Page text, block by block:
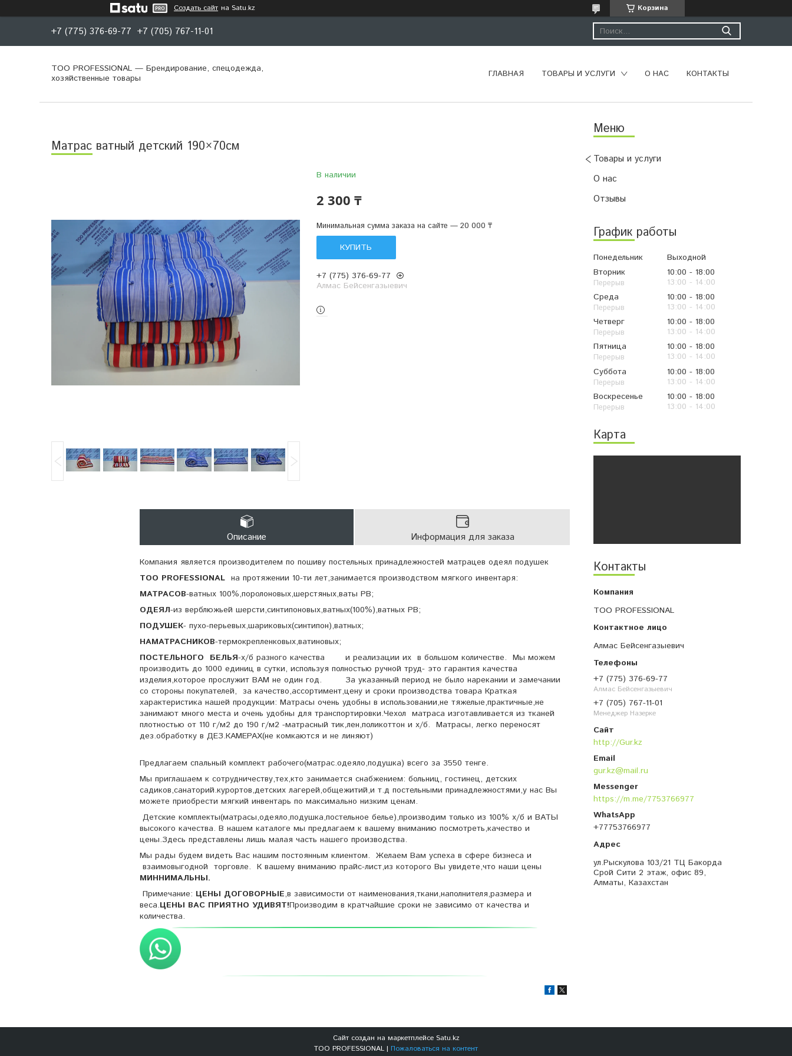
Создать сайт на Satu.kz Корзина
+7 (775) 376-69-77 +7 (705) 767-11-01
ТОО PROFESSIONAL — Брендирование, спецодежда,
хозяйственные товары
ГЛАВНАЯ ТОВАРЫ И УСЛУГИ О НАС КОНТАКТЫ
Товары и услуги
О нас
Отзывы
График работы
Понедельник
Выходной
Вторник
10:00
18:00
13:00
14:00
Среда
10:00
18:00
13:00
14:00
Четверг
10:00
18:00
13:00
14:00
Пятница
10:00
18:00
13:00
14:00
Суббота
10:00
18:00
13:00
14:00
Воскресенье
10:00
18:00
13:00
14:00
Карта
Контакты
ТОО PROFESSIONAL
Алмас Бейсенгазыевич
+7 (775) 376-69-77
Алмас Бейсенгазыевич
+7 (705) 767-11-01
Менеджер Назерке
http://Gur.kz
gur.kz@mail.ru
https://m.me/7753766977
+77753766977
ул.Рыскулова 103/21 ТЦ Бакорда
Срой Сити 2 этаж, офис 89,
Алматы, Казахстан
Матрас ватный детский 190×70см
В наличии
2 300 ₸
Минимальная сумма заказа на сайте — 20 000 ₸
КУПИТЬ
+7 (775) 376-69-77
Алмас Бейсенгазыевич
Описание Информация для заказа
Компания является производителем по пошиву постельных принадлежностей матрацев одеял подушек
TOO PROFESSIONAL на протяжении 10-ти лет,занимается производством мягкого инвентаря:
МАТРАСОВ-ватных 100%,поролоновых,шерстяных,ваты РВ;
ОДЕЯЛ-из верблюжьей шерсти,синтипоновых,ватных(100%),ватных РВ;
ПОДУШЕК- пухо-перьевых,шариковых(синтипон),ватных;
НАМАТРАСНИКОВ-термокрепленковых,ватиновых;
ПОСТЕЛЬНОГО БЕЛЬЯ-х/б разного качества и реализации их в большом количестве. Мы можем
производить до 1000 единиц в сутки, используя полностью ручной труд- это гарантия качества
изделия,которое прослужит ВАМ не один год. За указанный период не было нарекании и замечании
со стороны покупателей, за качество,ассортимент,цену и сроки производства товара Краткая
характеристика нашей продукции: Матрасы очень удобны в использовании,не тяжелые,практичные,не
занимают много места и очень удобны для транспортировки.Чехол матраса изготавливается из тканей
плотностью от 110 г/м2 до 190 г/м2 -матрасный тик,лен,поликоттон и х/б. Матрасы, легко переносят
дез.обработку в ДЕЗ.КАМЕРАХ(не комкаются и не линяют)
Предлагаем спальный комплект рабочего(матрас.одеяло,подушка) всего за 3550 тенге.
Мы приглашаем к сотрудничеству,тех,кто занимается снабжением: больниц, гостинец, детских
садиков,санаторий.курортов,детских лагерей,общежитий,и т.д постельными принадлежностями,у нас Вы
можете приобрести мягкий инвентарь по максимально низким ценам.
Детские комплекты(матрасы,одеяло,подушка,постельное белье),производим только из 100% х/б и ВАТЫ
высокого качества. В нашем каталоге мы предлагаем к вашему вниманию посмотреть,качество и
цены.Здесь представлены лишь малая часть нашего производства.
Мы рады будем видеть Вас нашим постоянным клиентом. Желаем Вам успеха в сфере бизнеса и
взаимовыгодной торговле. К вашему вниманию прайс-лист,из которого Вы увидете,что наши цены
МИННИМАЛЬНЫ.
Примечание: ЦЕНЫ ДОГОВОРНЫЕ,в зависимости от наименования,ткани,наполнителя,размера и
веса.ЦЕНЫ ВАС ПРИЯТНО УДИВЯТ!Производим в кратчайшие сроки не зависимо от качества и
количества.
Сайт создан на маркетплейсе Satu.kz
ТОО PROFESSIONAL | Пожаловаться на контент